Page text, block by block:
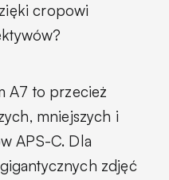
cropowi
A7 to przecież
mniejszych i
APS-C. Dla
zdjęć